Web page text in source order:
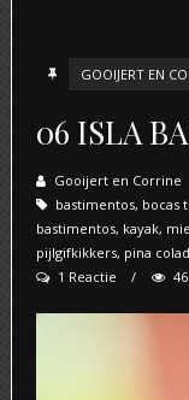
GOOIJERT EN
06 ISLA
Gooijert en Corrine
bastimentos, bocas
bastimentos, kayak,
pijlgifkikkers, pina
1 Reactie